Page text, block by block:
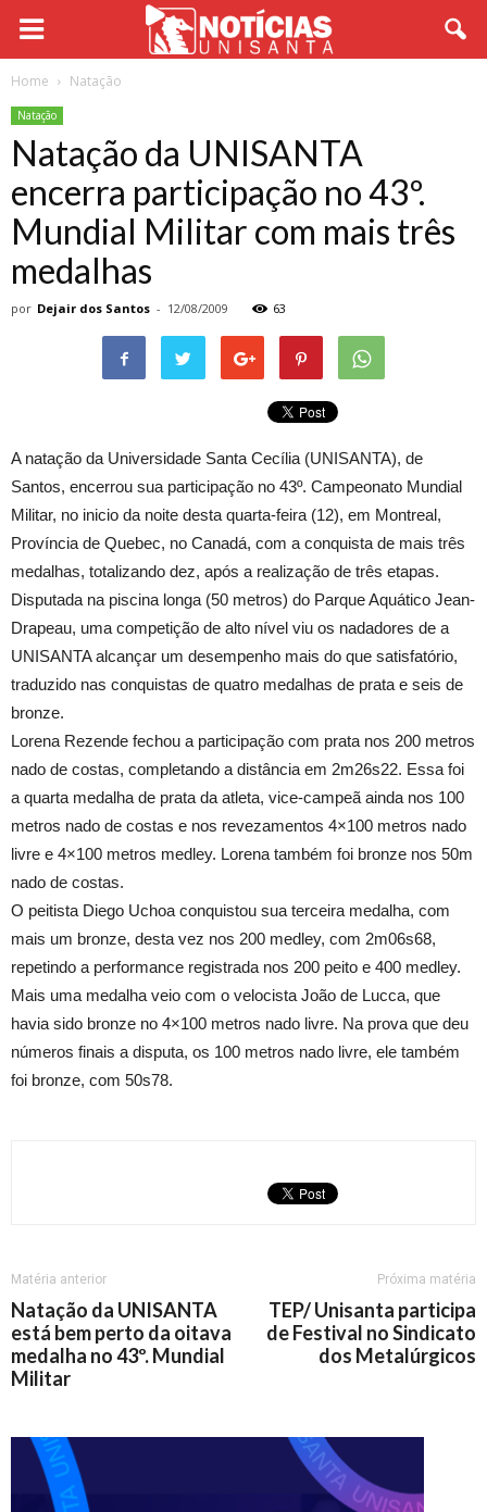
Home Natação
Natação
Natação da UNISANTA
encerra participação no 43º.
Mundial Militar com mais três
medalhas
por Dejair dos Santos - 12/08/2009 63
A natação da Universidade Santa Cecília (UNISANTA), de
Santos, encerrou sua participação no 43º. Campeonato Mundial
Militar, no inicio da noite desta quarta-feira (12), em Montreal,
Província de Quebec, no Canadá, com a conquista de mais três
medalhas, totalizando dez, após a realização de três etapas.
Disputada na piscina longa (50 metros) do Parque Aquático Jean-
Drapeau, uma competição de alto nível viu os nadadores de a
UNISANTA alcançar um desempenho mais do que satisfatório,
traduzido nas conquistas de quatro medalhas de prata e seis de
bronze.
Lorena Rezende fechou a participação com prata nos 200 metros
nado de costas, completando a distância em 2m26s22. Essa foi
a quarta medalha de prata da atleta, vice-campeã ainda nos 100
metros nado de costas e nos revezamentos 4×100 metros nado
livre e 4×100 metros medley. Lorena também foi bronze nos 50m
nado de costas.
O peitista Diego Uchoa conquistou sua terceira medalha, com
mais um bronze, desta vez nos 200 medley, com 2m06s68,
repetindo a performance registrada nos 200 peito e 400 medley.
Mais uma medalha veio com o velocista João de Lucca, que
havia sido bronze no 4×100 metros nado livre. Na prova que deu
números finais a disputa, os 100 metros nado livre, ele também
foi bronze, com 50s78.
Matéria anterior
Natação da UNISANTA
está bem perto da oitava
medalha no 43º. Mundial
Militar
Próxima matéria
TEP/ Unisanta participa
de Festival no Sindicato
dos Metalúrgicos